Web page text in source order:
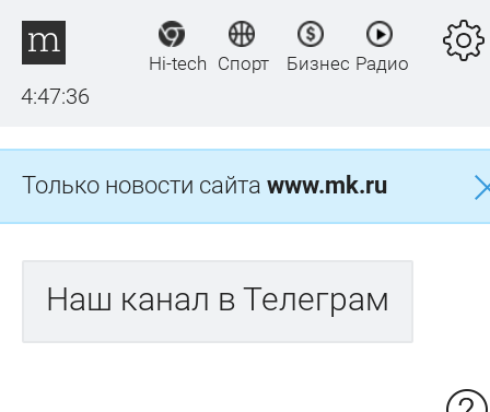
4:47:36
Hi-tech Спорт Бизнес Радио
Только новости сайта www.mk.ru
Наш канал в Телеграм